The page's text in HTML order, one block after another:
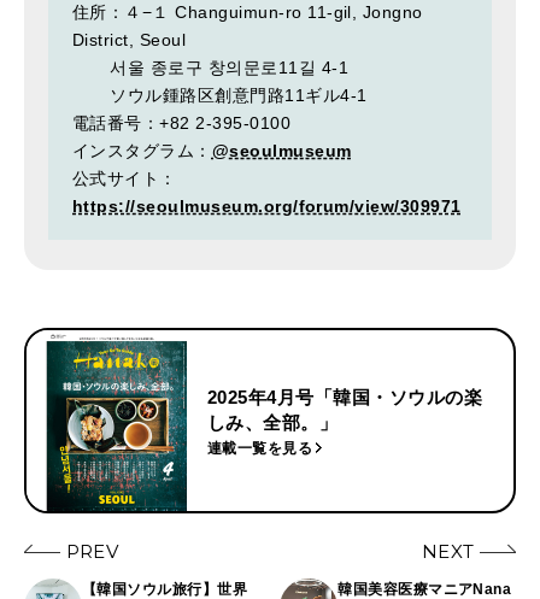
住所：４−１ Changuimun-ro 11-gil, Jongno
District, Seoul
서울 종로구 창의문로11길 4-1
ソウル鍾路区創意門路11ギル4-1
電話番号：+82 2-395-0100
インスタグラム： @seoulmuseum
公式サイト：
https://seoulmuseum.org/forum/view/309971
2025年4月号「韓国・ソウルの楽
しみ、全部。」
連載一覧を見る
PREV
【韓国ソウル旅行】世界
NEXT
韓国美容医療マニアNana